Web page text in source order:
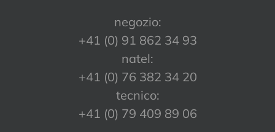
negozio:
+41 (0) 91 862 34 93
natel:
+41 (0) 76 382 34 20
tecnico:
+41 (0) 79 409 89 06